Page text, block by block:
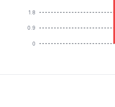
0
0.9
1.8